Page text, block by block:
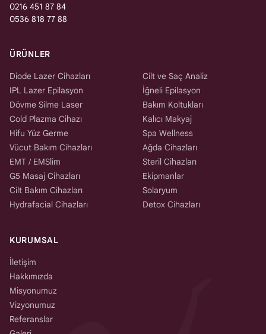
0216 451 87 84
0536 818 77 88
ÜRÜNLER
Diode Lazer Cihazları
IPL Lazer Epilasyon
Dövme Silme Laser
Cold Plazma Cihazı
Hifu Yüz Germe
Vücut Bakım Cihazları
EMT / EMSlim
G5 Masaj Cihazları
Cilt Bakım Cihazları
Hydrafacial Cihazları
Cilt ve Saç Analiz
İğneli Epilasyon
Bakım Koltukları
Kalıcı Makyaj
Spa Wellness
Ağda Cihazları
Steril Cihazları
Ekipmanlar
Solaryum
Detox Cihazları
KURUMSAL
İletişim
Hakkımızda
Misyonumuz
Vizyonumuz
Referanslar